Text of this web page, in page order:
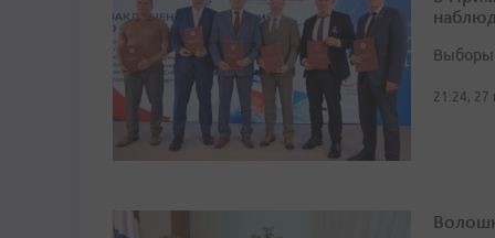
Выборы
21:24, 27